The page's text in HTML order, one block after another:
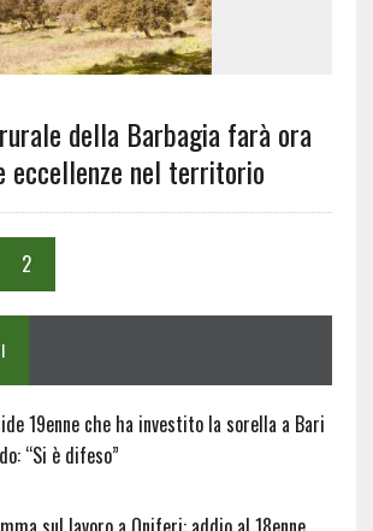
della Barbagia farà ora
eccellenze nel territorio
2
19enne che ha investito la sorella a Bari
“Si è difeso”